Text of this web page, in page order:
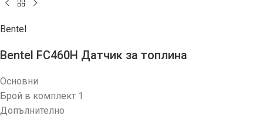
Bentel
Bentel FC460H Датчик за топлина
Основни
Брой в комплект 1
Допълнително